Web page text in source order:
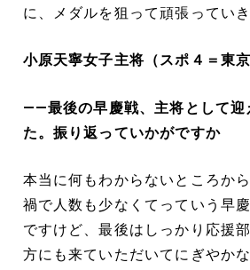
に、メダルを狙って頑張ってい
小原天寧女子主将（スポ４＝東
――最後の早慶戦、主将として迎
た。振り返っていかがですか
本当に何もわからないところか
禍で人数も少なくてっていう早
ですけど、最後はしっかり応援
方にも来ていただいてにぎやか